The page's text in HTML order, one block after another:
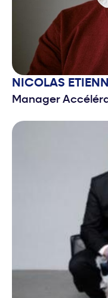
NICOLAS
Manager